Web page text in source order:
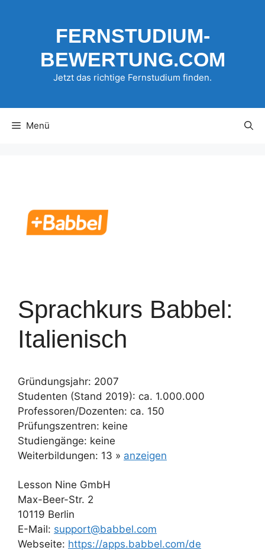
FERNSTUDIUM-
BEWERTUNG.COM
Jetzt das richtige Fernstudium finden.
Menü
Sprachkurs Babbel:
Italienisch
Gründungsjahr: 2007
Studenten (Stand 2019): ca. 1.000.000
Professoren/Dozenten: ca. 150
Prüfungszentren: keine
Studiengänge: keine
Weiterbildungen: 13 » anzeigen
Lesson Nine GmbH
Max-Beer-Str. 2
10119 Berlin
E-Mail: support@babbel.com
Webseite: https://apps.babbel.com/de